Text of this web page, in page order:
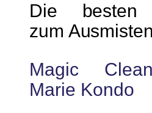
Die besten
zum Ausmisten
Magic
Marie Kondo